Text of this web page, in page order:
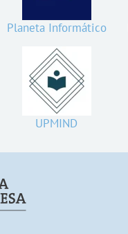
Planeta Informático
UPMIND